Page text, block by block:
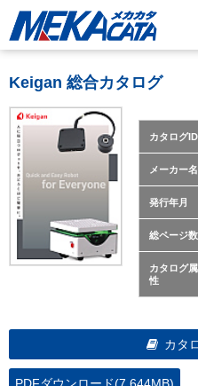
Keigan 総合カタログ
カタログID
メーカー名
発行年月
総ページ数
カタログ属
性
カタ